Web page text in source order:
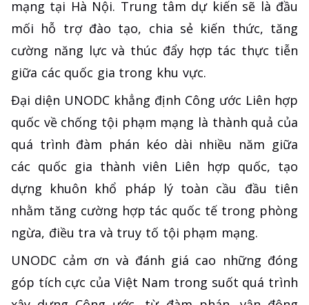
mạng tại Hà Nội. Trung tâm dự kiến sẽ là đầu
mối hỗ trợ đào tạo, chia sẻ kiến thức, tăng
cường năng lực và thúc đẩy hợp tác thực tiễn
giữa các quốc gia trong khu vực.
Đại diện UNODC khẳng định Công ước Liên hợp
quốc về chống tội phạm mạng là thành quả của
quá trình đàm phán kéo dài nhiều năm giữa
các quốc gia thành viên Liên hợp quốc, tạo
dựng khuôn khổ pháp lý toàn cầu đầu tiên
nhằm tăng cường hợp tác quốc tế trong phòng
ngừa, điều tra và truy tố tội phạm mạng.
UNODC cảm ơn và đánh giá cao những đóng
góp tích cực của Việt Nam trong suốt quá trình